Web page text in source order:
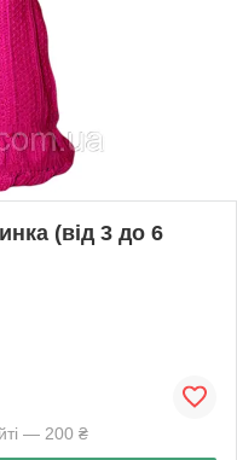
(від 3 до 6
— 200 ₴